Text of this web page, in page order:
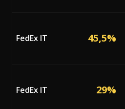
FedEx IT 45,5%
FedEx IT 29%